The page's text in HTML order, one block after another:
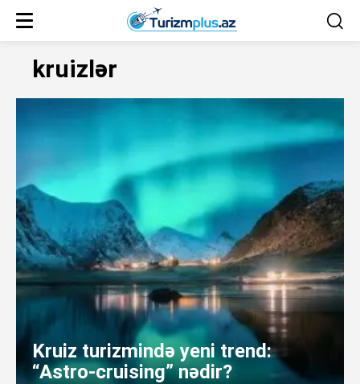
kruizlər
Kruiz turizmində yeni trend:
“Astro-cruising” nədir?